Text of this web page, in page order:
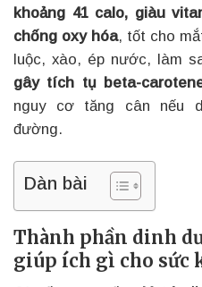
khoảng 41 calo, giàu
chống oxy hóa, tốt cho
luộc, xào, ép nước, làm
gây tích tụ beta-
nguy cơ tăng cân nếu
đường.
Dàn bài
Thành phần dinh
giúp ích gì cho sức